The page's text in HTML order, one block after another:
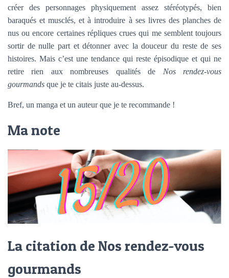
créer des personnages physiquement assez stéréotypés, bien
baraqués et musclés, et à introduire à ses livres des planches de
nus ou encore certaines répliques crues qui me semblent toujours
sortir de nulle part et détonner avec la douceur du reste de ses
histoires. Mais c’est une tendance qui reste épisodique et qui ne
retire rien aux nombreuses qualités de Nos rendez-vous
gourmands que je te citais juste au-dessus.
Bref, un manga et un auteur que je te recommande !
Ma note
La citation de Nos rendez-vous
gourmands